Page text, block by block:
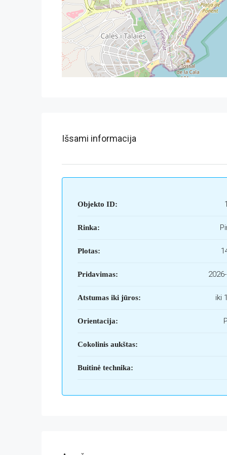
Išsami informacija
Objekto ID:
Rinka:
Plotas:
Pridavimas:
Atstumas iki jūros: iki
Orientacija:
Cokolinis aukštas:
Buitinė technika: